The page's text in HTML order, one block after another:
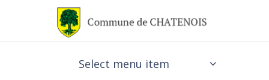
Select menu item